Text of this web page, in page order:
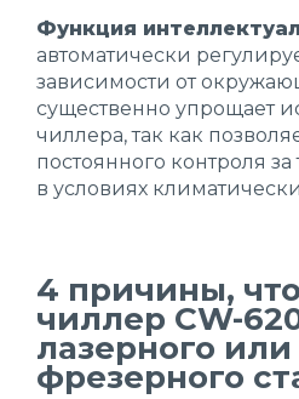
Функция
автоматически
зависимости от
существенно упрощает
чиллера, так как
постоянного контроля
в условиях
4 причины,
чиллер CW-
лазерного или
фрезерного